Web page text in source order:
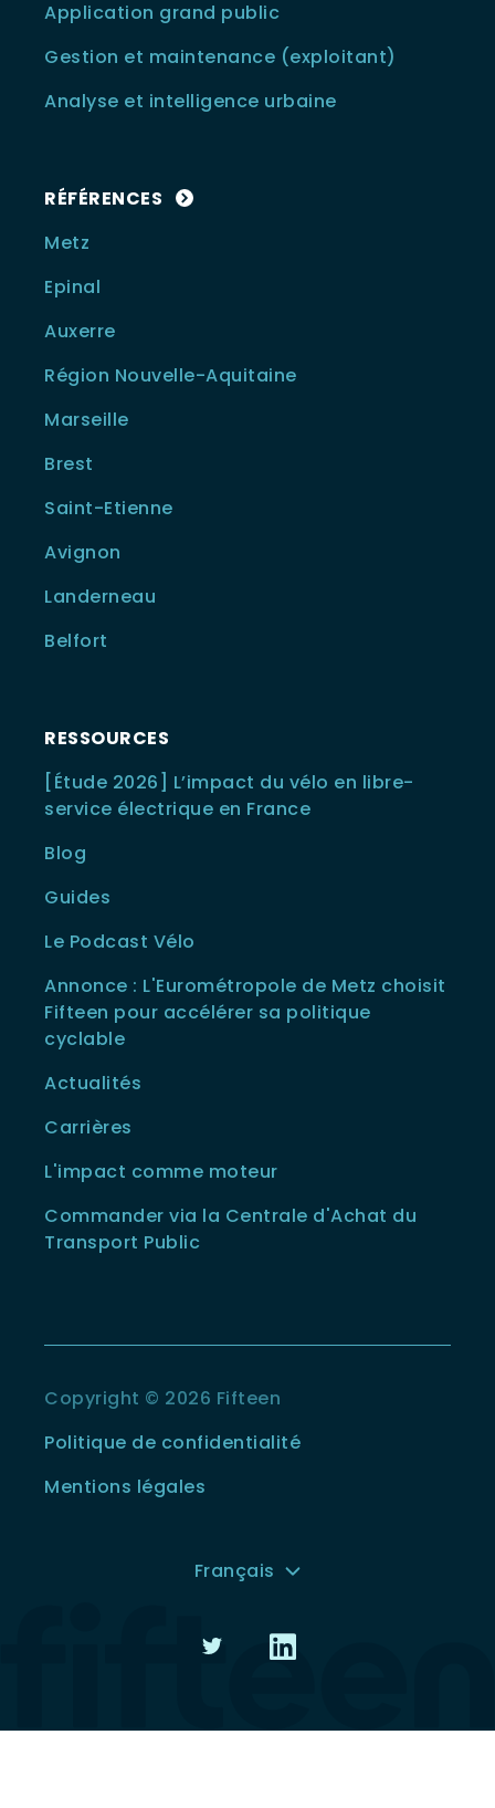
Application grand public
Gestion et maintenance (exploitant)
Analyse et intelligence urbaine
RÉFÉRENCES
Metz
Epinal
Auxerre
Région Nouvelle-Aquitaine
Marseille
Brest
Saint-Etienne
Avignon
Landerneau
Belfort
RESSOURCES
[Étude 2026] L’impact du vélo en libre-
service électrique en France
Blog
Guides
Le Podcast Vélo
Annonce : L'Eurométropole de Metz choisit
Fifteen pour accélérer sa politique
cyclable
Actualités
Carrières
L'impact comme moteur
Commander via la Centrale d'Achat du
Transport Public
Copyright © 2026 Fifteen
Politique de confidentialité
Mentions légales
Français